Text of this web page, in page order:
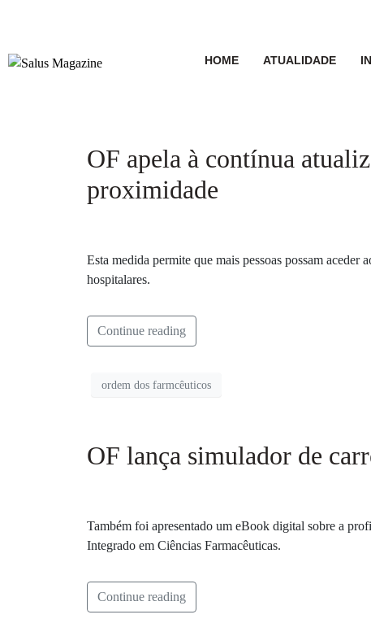
HOME ATUALIDADE
OF apela à contínua
proximidade
Esta medida permite que mais pessoas possam aceder
hospitalares.
Continue reading
ordem dos farmcêuticos
OF lança simulador de
Também foi apresentado um eBook digital sobre a
Integrado em Ciências Farmacêuticas.
Continue reading